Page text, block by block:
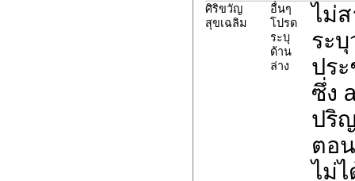
ศิริขวัญ
สุขเฉลิม
อื่นๆ
โปรด
ระบุ
ด้าน
ล่าง
ไม่
ระ
ปร
ซึ่ง
ปริ
ตอ
ไม่